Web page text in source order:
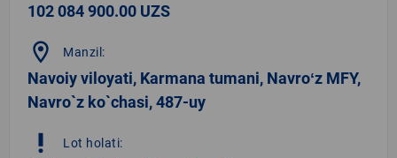
102 084 900.00 UZS
location_on Manzil:
Navoiy viloyati, Karmana tumani, Navroʻz MFY,
Navro`z ko`chasi, 487-uy
priority_high Lot holati: